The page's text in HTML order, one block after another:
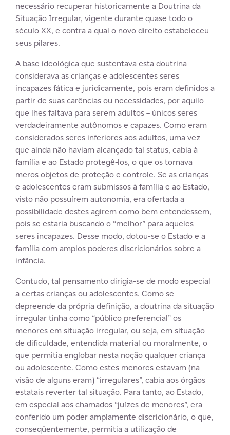
necessário recuperar historicamente a Doutrina da
Situação Irregular, vigente durante quase todo o
século XX, e contra a qual o novo direito estabeleceu
seus pilares.
A base ideológica que sustentava esta doutrina
considerava as crianças e adolescentes seres
incapazes fática e juridicamente, pois eram definidos a
partir de suas carências ou necessidades, por aquilo
que lhes faltava para serem adultos – únicos seres
verdadeiramente autônomos e capazes. Como eram
considerados seres inferiores aos adultos, uma vez
que ainda não haviam alcançado tal status, cabia à
família e ao Estado protegê-los, o que os tornava
meros objetos de proteção e controle. Se as crianças
e adolescentes eram submissos à família e ao Estado,
visto não possuírem autonomia, era ofertada a
possibilidade destes agirem como bem entendessem,
pois se estaria buscando o “melhor” para aqueles
seres incapazes. Desse modo, dotou-se o Estado e a
família com amplos poderes discricionários sobre a
infância.
Contudo, tal pensamento dirigia-se de modo especial
a certas crianças ou adolescentes. Como se
depreende da própria definição, a doutrina da situação
irregular tinha como “público preferencial” os
menores em situação irregular, ou seja, em situação
de dificuldade, entendida material ou moralmente, o
que permitia englobar nesta noção qualquer criança
ou adolescente. Como estes menores estavam (na
visão de alguns eram) “irregulares”, cabia aos órgãos
estatais reverter tal situação. Para tanto, ao Estado,
em especial aos chamados “juízes de menores”, era
conferido um poder amplamente discricionário, o que,
conseqüentemente, permitia a utilização de